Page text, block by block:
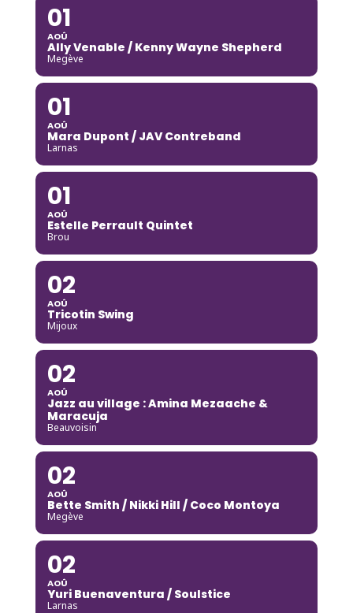
01
AOÛ
Ally Venable / Kenny Wayne Shepherd
Megève
01
AOÛ
Mara Dupont / JAV Contreband
Larnas
01
AOÛ
Estelle Perrault Quintet
Brou
02
AOÛ
Tricotin Swing
Mijoux
02
AOÛ
Jazz au village : Amina Mezaache &
Maracuja
Beauvoisin
02
AOÛ
Bette Smith / Nikki Hill / Coco Montoya
Megève
02
AOÛ
Yuri Buenaventura / Soulstice
Larnas